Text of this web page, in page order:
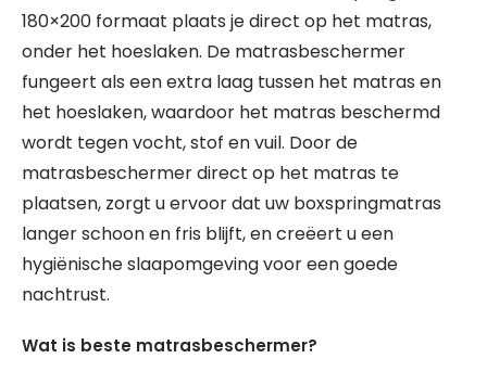
180×200 formaat plaats je direct op het matras,
onder het hoeslaken. De matrasbeschermer
fungeert als een extra laag tussen het matras en
het hoeslaken, waardoor het matras beschermd
wordt tegen vocht, stof en vuil. Door de
matrasbeschermer direct op het matras te
plaatsen, zorgt u ervoor dat uw boxspringmatras
langer schoon en fris blijft, en creëert u een
hygiënische slaapomgeving voor een goede
nachtrust.
Wat is beste matrasbeschermer?